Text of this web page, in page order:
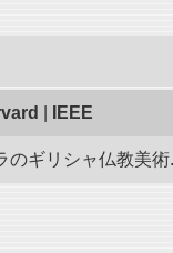
IEEE
のギリシャ仏教美